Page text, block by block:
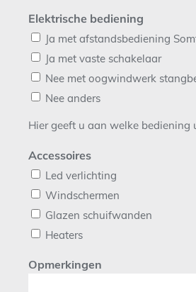
Elektrische bediening
Ja met afstandsbediening
Ja met vaste schakelaar
Nee met oogwindwerk
Nee anders
Hier geeft u aan welke bediening
Accessoires
Led verlichting
Windschermen
Glazen schuifwanden
Heaters
Opmerkingen